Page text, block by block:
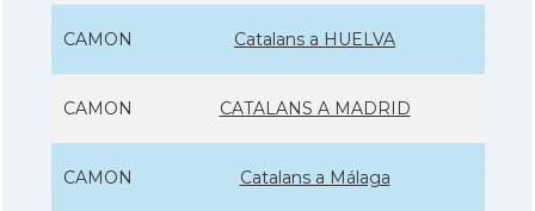
CAMON Catalans a HUELVA
CAMON CATALANS A MADRID
CAMON Catalans a Málaga